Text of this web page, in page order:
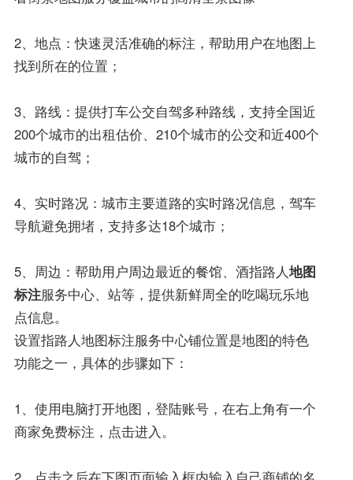
2、地点：快速灵活准确的标注，帮助用户在地图上
找到所在的位置；
3、路线：提供打车公交自驾多种路线，支持全国近
200个城市的出租估价、210个城市的公交和近400个
城市的自驾；
4、实时路况：城市主要道路的实时路况信息，驾车
导航避免拥堵，支持多达18个城市；
5、周边：帮助用户周边最近的餐馆、酒指路人地图
标注服务中心、站等，提供新鲜周全的吃喝玩乐地
点信息。
设置指路人地图标注服务中心铺位置是地图的特色
功能之一，具体的步骤如下：
1、使用电脑打开地图，登陆账号，在右上角有一个
商家免费标注，点击进入。